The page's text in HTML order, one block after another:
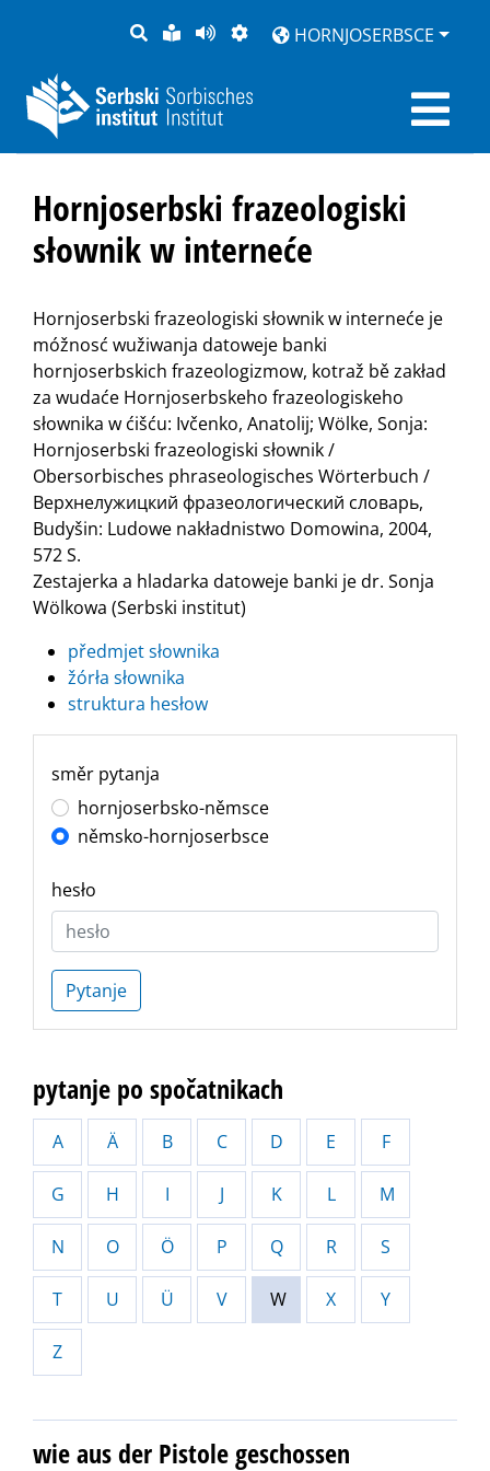
PYTANJE
LOCHKA
RĚČ
STRONU
PŘEDČITAĆ
ZWOBRAZNJENJE
HORNJOSERBSCE
Hornjoserbski frazeologiski
słownik w interneće
Hornjoserbski frazeologiski słownik w interneće je
móžnosć wužiwanja datoweje banki
hornjoserbskich frazeologizmow, kotraž bě zakład
za wudaće Hornjoserbskeho frazeologiskeho
słownika w ćišću: Ivčenko, Anatolij; Wölke, Sonja:
Hornjoserbski frazeologiski słownik /
Obersorbisches phraseologisches Wörterbuch /
Верхнелужицкий фразеологический словарь,
Budyšin: Ludowe nakładnistwo Domowina, 2004,
572 S.
Zestajerka a hladarka datoweje banki je dr. Sonja
Wölkowa (Serbski institut)
předmjet słownika
žórła słownika
struktura hesłow
směr pytanja
hornjoserbsko-němsce
němsko-hornjoserbsce
hesło
Pytanje
pytanje po spočatnikach
A Ä B C D E F
G H I J K L M
N O Ö P Q R S
T U Ü V W X Y
Z
wie aus der Pistole geschossen